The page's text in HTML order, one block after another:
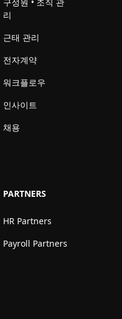
리
근태 관리
전자계약
워크플로우
인사이트
채용
PARTNERS
HR Partners
Payroll Partners